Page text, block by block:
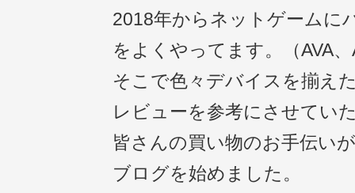
2018年からネットゲームに
をよくやってます。（AVA
そこで色々デバイスを揃え
レビューを参考にさせてい
皆さんの買い物のお手伝い
ブログを始めました。